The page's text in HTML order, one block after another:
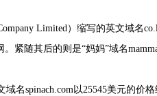
Limited）缩写的英文域名
紧随其后的则是“妈妈”域名
名spinach.com以25545美元的价